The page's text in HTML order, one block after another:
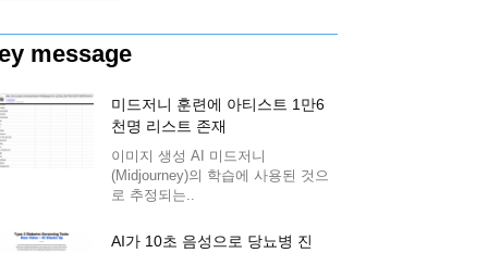
message
미드저니 훈련에 아티스트 1만6
천명 리스트 존재
이미지 생성 AI 미드저니
(Midjourney)의 학습에 사용된 것으
로 추정되는..
AI가 10초 음성으로 당뇨병 진